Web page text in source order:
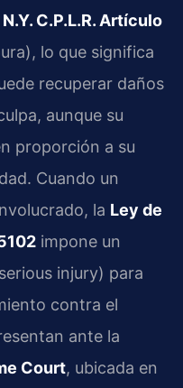
N.Y. C.P.L.R. Artículo
lo que significa
recuperar daños
aunque su
proporción a su
Cuando un
la Ley de
impone un
injury) para
contra el
ante la
Court, ubicada en